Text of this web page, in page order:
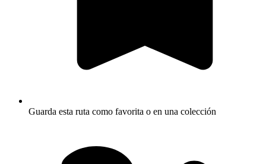
Guarda esta ruta como favorita o en una colección